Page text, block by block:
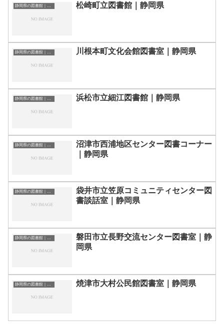
静岡県の図書館｜勉強できる場所 松崎町立図書館｜静岡県
静岡県の図書館｜勉強できる場所 川根本町文化会館図書室｜静岡県
静岡県の図書館｜勉強できる場所 浜松市立細江図書館｜静岡県
静岡県の図書館｜勉強できる場所
沼津市西浦地区センター図書コーナー
｜静岡県
静岡県の図書館｜勉強できる場所
袋井市立笠原コミュニティセンター図
書談話室｜静岡県
静岡県の図書館｜勉強できる場所
磐田市立長野交流センター図書室｜静
岡県
焼津市大村公民館図書室｜静岡県